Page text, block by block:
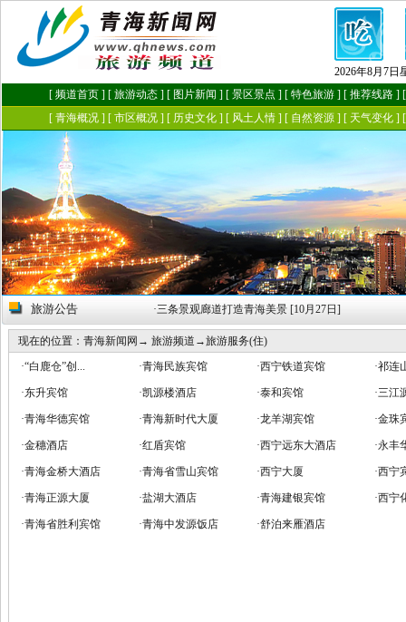
旅游公告
月10日] 三条景观廊道打造青海美景 [10月27日]
现在的位置： 青海新闻网 → 旅游频道 →旅游服务(住)
·“白鹿仓”创... ·青海民族宾馆 ·西宁铁道宾馆 ·祁连
·东升宾馆 ·凯源楼酒店 ·泰和宾馆 ·三江
·青海华德宾馆 ·青海新时代大厦 ·龙羊湖宾馆 ·金珠
·金穗酒店 ·红盾宾馆 ·西宁远东大酒店 ·永丰
·青海金桥大酒店 ·青海省雪山宾馆 ·西宁大厦 ·西宁
·青海正源大厦 ·盐湖大酒店 ·青海建银宾馆 ·西宁
·青海省胜利宾馆 ·青海中发源饭店 ·舒泊来雁酒店